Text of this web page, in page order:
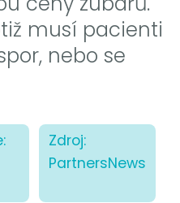
musí pacienti
nebo se
Zdroj:
PartnersNews